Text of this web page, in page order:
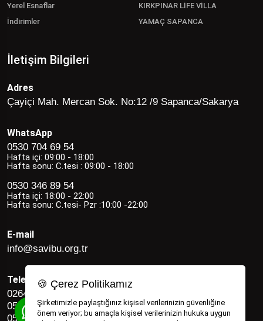
Yerel Esnaflar
İndirimler
KIRKPINAR LİFE VİLLA
YAMAÇ SAPANCA
İletişim Bilgileri
Adres
Çayiçi Mah. Mercan Sok. No:12 /9 Sapanca/Sakarya
WhatsApp
0530 704 69 54
Hafta içi: 09:00 - 18:00
Hafta sonu: C.tesi : 09:00 - 18:00
0530 346 89 54
Hafta içi: 18:00 - 22:00
Hafta sonu: C.tesi- Pzr :10:00 -22:00
E-mail
info@savibu.org.tr
Telefon
0264 582 12 17
0530 346 89 54
0530 704 69 54
🍪 Çerez Politikamız
Şirketimizle paylaştığınız kişisel verilerinizin güvenliğine
önem veriyor; bu amaçla kişisel verilerinizin hukuka uygun